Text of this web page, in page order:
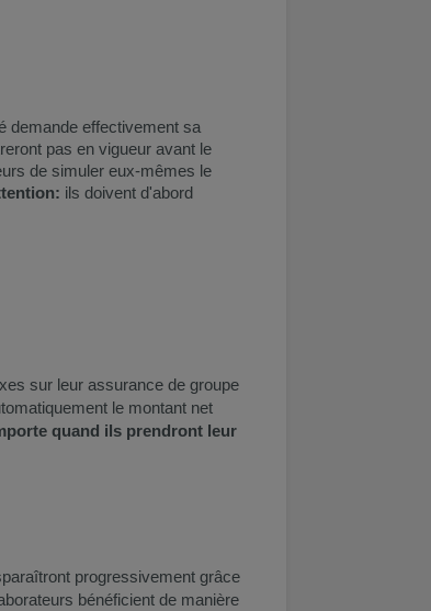
demande effectivement sa
pas en vigueur avant le
de simuler eux-mêmes le
ils doivent d'abord
sur leur assurance de groupe
le montant net
quand ils prendront leur
progressivement grâce
bénéficient de manière